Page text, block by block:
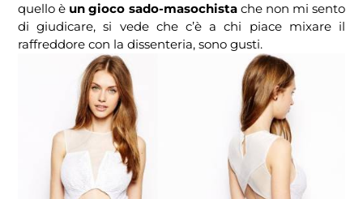
quello è un gioco sado-masochistache non mi sento
di giudicare, si vede che c’è a chi piace mixare il
raffreddore con la dissenteria, sono gusti.